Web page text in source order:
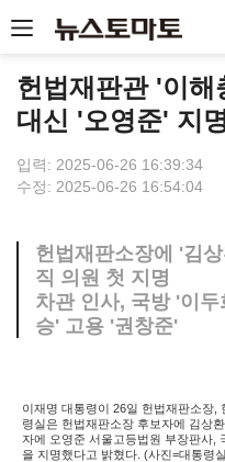
헌법재판관 '이
대신 '오영준' 지
입력: 2025-06-26 16:39:34
수정: 2025-06-26 16:54:04
헌법재판소장에 '김
직 의원 첫 지명
차관 인사, 국방 '이
승' 고용 '권창준'
이재명 대통령이 26일 헌법재판소장,
령실은 헌법재판소장 후보자에 김상
자에 오영준 서울고등법원 부장판사,
을 지명했다고 밝혔다. (사진=대통령